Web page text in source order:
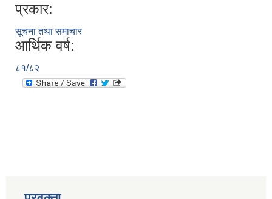
प्रकार:
सूचना तथा समाचार
आर्थिक वर्ष:
८१/८२